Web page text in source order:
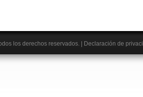
los derechos reservados. Declaración de